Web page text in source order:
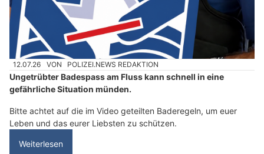
12.07.26 VON POLIZEI.NEWS REDAKTION
Ungetrübter Badespass am Fluss kann schnell in eine
gefährliche Situation münden.
Bitte achtet auf die im Video geteilten Baderegeln, um euer
Leben und das eurer Liebsten zu schützen.
Weiterlesen